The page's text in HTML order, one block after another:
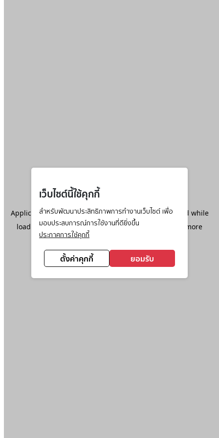
เว็บไซต์นี้ใช้คุกกี้
สำหรับพัฒนาประสิทธิภาพการทำงานเว็บไซต์ เพื่อ
มอบประสบการณ์การใช้งานที่ดียิ่งขึ้น
ประกาศการใช้คุกกี้
ตั้งค่าคุกกี้ ยอมรับ
Application error: aclient-side exception has occurred while
loadingwww.ktc.co.th(see the browser console
for more
information).